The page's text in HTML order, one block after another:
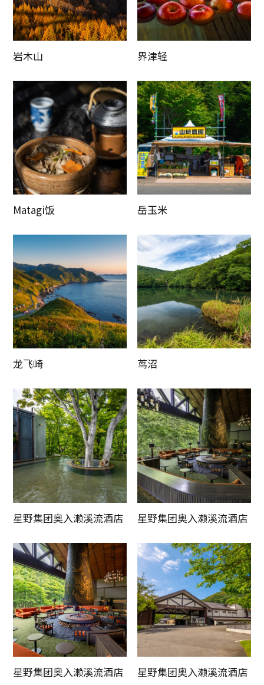
岩木山 界津轻
Matagi饭 岳玉米
龙飞崎 茑沼
星野集团奥入濑溪流酒店 星野集团奥入濑溪流酒店
星野集团奥入濑溪流酒店 星野集团奥入濑溪流酒店